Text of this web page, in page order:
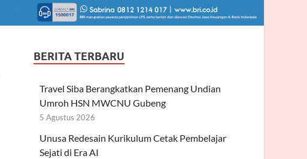
BERITA TERBARU
Travel Siba Berangkatkan Pemenang Undian
Umroh HSN MWCNU Gubeng
5 Agustus 2026
Unusa Redesain Kurikulum Cetak Pembelajar
Sejati di Era AI